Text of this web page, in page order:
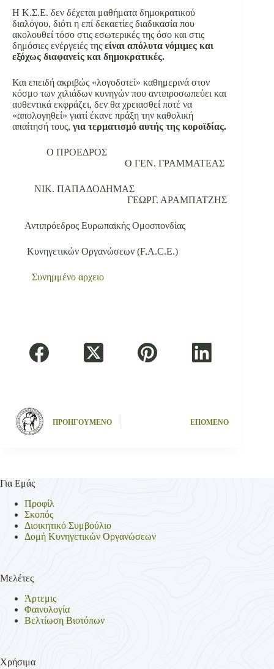
Η Κ.Σ.Ε. δεν δέχεται μαθήματα δημοκρατικού
διαλόγου, διότι η επί δεκαετίες διαδικασία που
ακολουθεί τόσο στις εσωτερικές της όσο και στις
δημόσιες ενέργειές της είναι απόλυτα νόμιμες και
εξόχως διαφανείς και δημοκρατικές.
Και επειδή ακριβώς «λογοδοτεί» καθημερινά στον
κόσμο των χιλιάδων κυνηγών που αντιπροσωπεύει και
αυθεντικά εκφράζει, δεν θα χρειασθεί ποτέ να
«απολογηθεί» γιατί έκανε πράξη την καθολική
απαίτησή τους, για τερματισμό αυτής της κοροϊδίας.
Ο ΠΡΟΕΔΡΟΣ
Ο ΓΕΝ. ΓΡΑΜΜΑΤΕΑΣ
ΝΙΚ. ΠΑΠΑΔΟΔΗΜΑΣ
ΓΕΩΡΓ. ΑΡΑΜΠΑΤΖΗΣ
Αντιπρόεδρος Ευρωπαϊκής Ομοσπονδίας
Κυνηγετικών Οργανώσεων (F.A.C.E.)
Συνημμένο αρχειο
ΠΡΟΗΓΟΥΜΕΝΟ ΕΠΟΜΕΝΟ
Για Εμάς
Προφίλ
Σκοπός
Διοικητικό Συμβούλιο
Δομή Κυνηγετικών Οργανώσεων
Μελέτες
Άρτεμις
Φαινολογία
Βελτίωση Βιοτόπων
Χρήσιμα